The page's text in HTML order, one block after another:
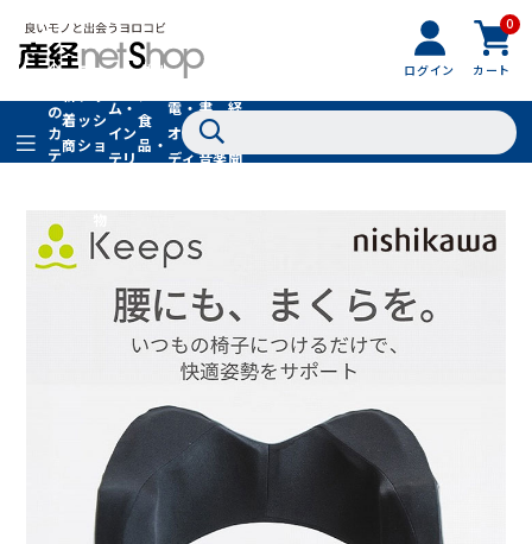
ログイン
0
カート
全
の
カ
テ
着
商
品
フ
ッ
シ
ョ
フ
ァ
シ
ョ
ン
ム・
イン
テリ
グル
食
品・
ドリ
家
電・
オー
ディ
書
籍・
音楽
経
聞